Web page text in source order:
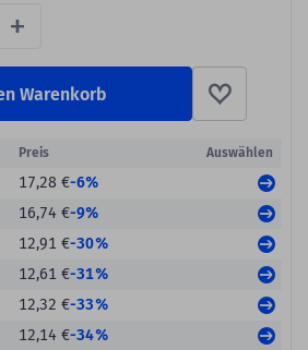
+
Warenkorb
Preis Auswählen
17,28 €-6%
16,74 €-9%
12,91 €-30%
12,61 €-31%
12,32 €-33%
12,14 €-34%